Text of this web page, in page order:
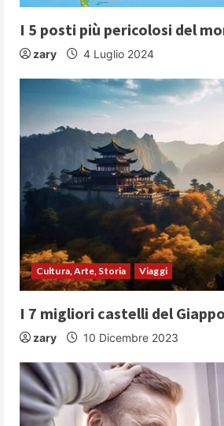
i
n
g
I 5 posti più pericolosi del
zary 4 Luglio 2024
Cultura, Arte, Storia Viaggi
I 7 migliori castelli del
zary 10 Dicembre 2023